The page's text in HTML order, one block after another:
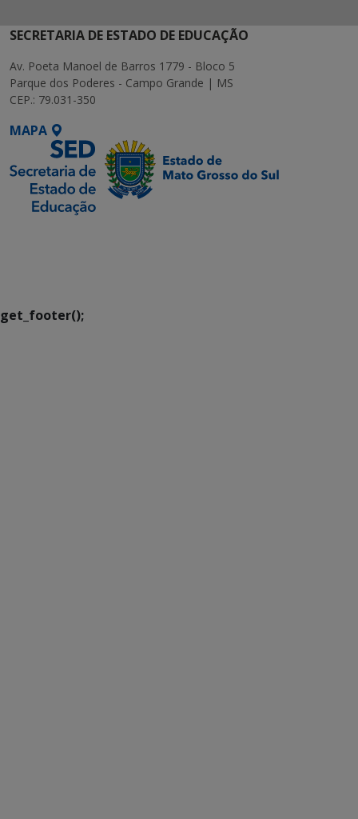
SECRETARIA DE ESTADO DE EDUCAÇÃO
Av. Poeta Manoel de Barros 1779 - Bloco 5
Parque dos Poderes - Campo Grande | MS
CEP.: 79.031-350
MAPA
get_footer();